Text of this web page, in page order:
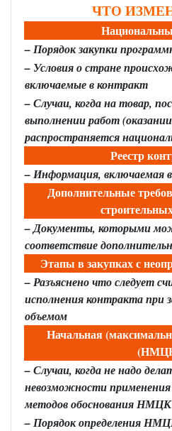
ЧТО
– Порядок закупки
– Условия о стране
включаемые в контракт
– Случаи, когда на товар,
выполнении работ (оказании
распространяется
Реестр
– Информация, включаемая
Дополнительные
– Документы, которыми
соответствие
Этапы в закупках с
– Разъяснено что следует
исполнения контракта при
объемом
Начальная
– Случаи, когда не надо
невозможности
методов обоснования НМЦК
– Порядок определения